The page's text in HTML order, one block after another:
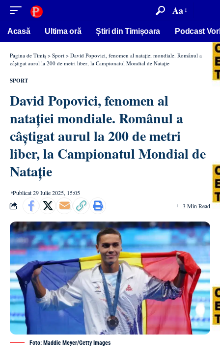
conținut Aa
Acasă Ultima oră Știri din Timișoara Podcast
Pagina de Timiș > Sport > David Popovici, fenomen al natației mondiale. Românul a
câștigat aurul la 200 de metri liber, la Campionatul Mondial de Natație
SPORT
David Popovici, fenomen al
natației mondiale. Românul a
câștigat aurul la 200 de metri
liber, la Campionatul Mondial de
Natație
Publicat 29 Iulie 2025, 15:05
3 Min Read
Foto: Maddie Meyer/Getty Images